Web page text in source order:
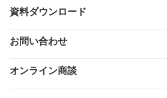
資料ダウンロード
お問い合わせ
オンライン商談